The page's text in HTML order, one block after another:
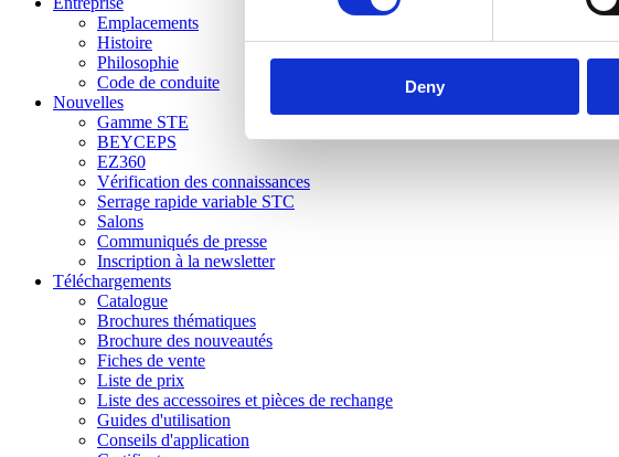
Deny
Emplacements
Histoire
Philosophie
Code de conduite
Nouvelles
Gamme STE
BEYCEPS
EZ360
Vérification des connaissances
Serrage rapide variable STC
Salons
Communiqués de presse
Inscription à la newsletter
Téléchargements
Catalogue
Brochures thématiques
Brochure des nouveautés
Fiches de vente
Liste de prix
Liste des accessoires et pièces de rechange
Guides d'utilisation
Conseils d'application